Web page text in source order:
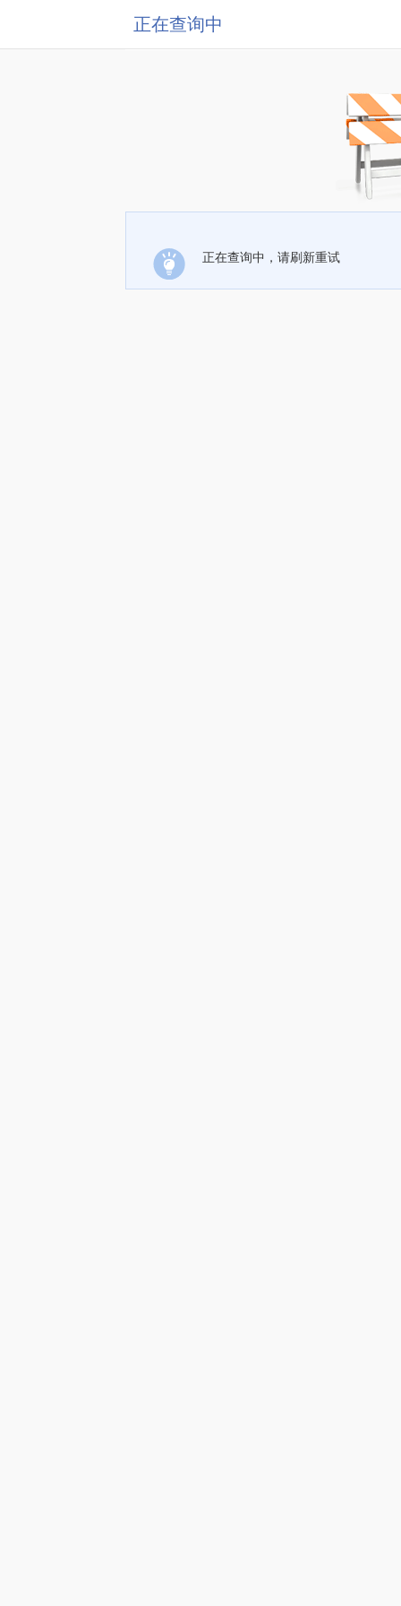
正在查询中
正在查询中，请刷新重试